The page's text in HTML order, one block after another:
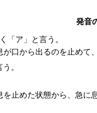
発音
「ア」と言う。
口から出るのを止めて
。
を止めた状態から、急